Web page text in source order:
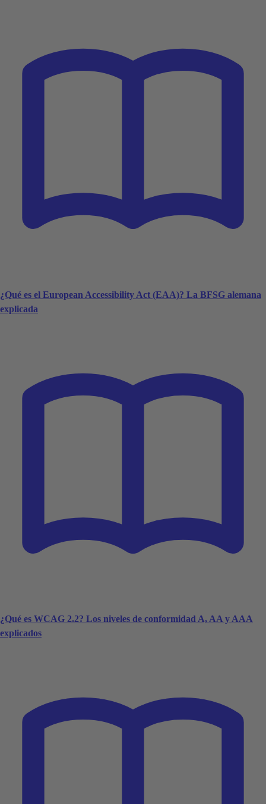
¿Qué es el European Accessibility Act (EAA)? La BFSG alemana
explicada
¿Qué es WCAG 2.2? Los niveles de conformidad A, AA y AAA
explicados